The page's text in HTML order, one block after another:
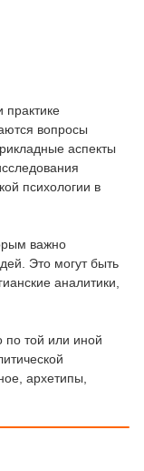
вопросы
аспекты
психологии в
важно
Это могут быть
аналитики,
по той или иной
архетипы,